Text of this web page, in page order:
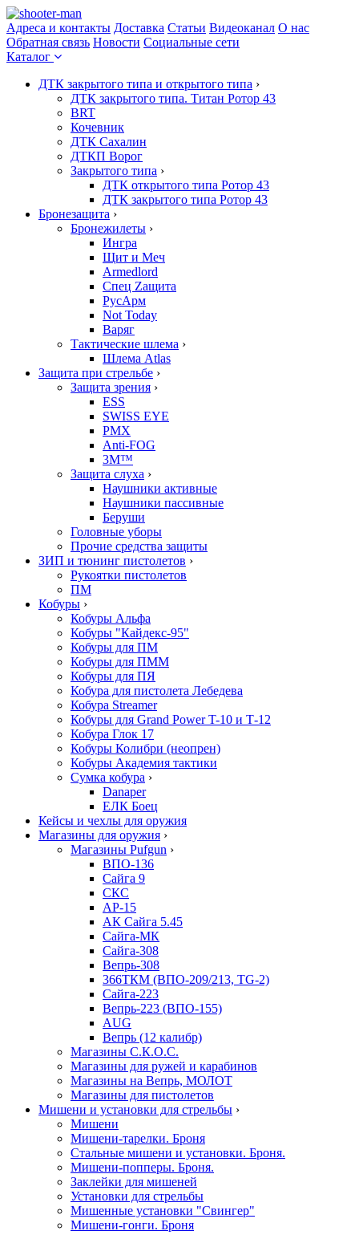
Адреса и контакты Доставка Статьи Видеоканал О нас
Обратная связь Новости Социальные сети
Каталог
ДТК закрытого типа и открытого типа ›
ДТК закрытого типа. Титан Ротор 43
BRT
Кочевник
ДТК Сахалин
ДТКП Ворог
Закрытого типа ›
ДТК открытого типа Ротор 43
ДТК закрытого типа Ротор 43
Бронезащита ›
Бронежилеты ›
Ингра
Щит и Меч
Armedlord
Спец Zащита
РусАрм
Not Today
Варяг
Тактические шлема ›
Шлема Atlas
Защита при стрельбе ›
Защита зрения ›
ESS
SWISS EYE
PMX
Anti-FOG
3M™
Защита слуха ›
Наушники активные
Наушники пассивные
Беруши
Головные уборы
Прочие средства защиты
ЗИП и тюнинг пистолетов ›
Рукоятки пистолетов
ПМ
Кобуры ›
Кобуры Альфа
Кобуры "Кайдекс-95"
Кобуры для ПМ
Кобуры для ПММ
Кобуры для ПЯ
Кобура для пистолета Лебедева
Кобура Streamer
Кобуры для Grand Power T-10 и Т-12
Кобура Глок 17
Кобуры Колибри (неопрен)
Кобуры Академия тактики
Сумка кобура ›
Danaper
ЕЛК Боец
Кейсы и чехлы для оружия
Магазины для оружия ›
Магазины Pufgun ›
ВПО-136
Сайга 9
СКС
АР-15
АК Сайга 5.45
Сайга-МК
Сайга-308
Вепрь-308
366ТКМ (ВПО-209/213, TG-2)
Сайга-223
Вепрь-223 (ВПО-155)
AUG
Вепрь (12 калибр)
Магазины С.К.О.С.
Магазины для ружей и карабинов
Магазины на Вепрь, МОЛОТ
Магазины для пистолетов
Мишени и установки для стрельбы ›
Мишени
Мишени-тарелки. Броня
Стальные мишени и установки. Броня.
Мишени-попперы. Броня.
Заклейки для мишеней
Установки для стрельбы
Мишенные установки "Свингер"
Мишени-гонги. Броня